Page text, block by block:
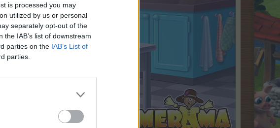
is processed you may
utilized by us or personal
separately opt-out of the
IAB’s list of downstream
parties on the IAB’s List of
parties.